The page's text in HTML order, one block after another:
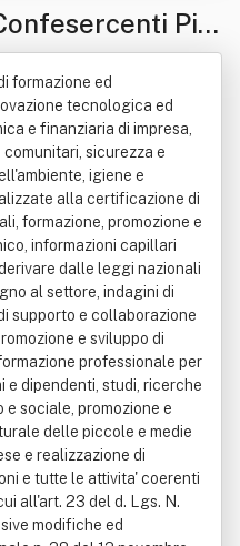
Pie
Assistenza Tec
formazione ed
tecnologica ed
e finanziaria di impresa,
sicurezza e
igiene e
alla certificazione di
formazione, promozione e
informazioni capillari
dalle leggi nazionali
al settore, indagini di
supporto e collaborazione
e sviluppo di
professionale per
e dipendenti, studi, ricerche
sociale, promozione e
delle piccole e medie
e realizzazione di
e tutte le attivita' coerenti
all'art. 23 del d. Lgs. N.
modifiche ed